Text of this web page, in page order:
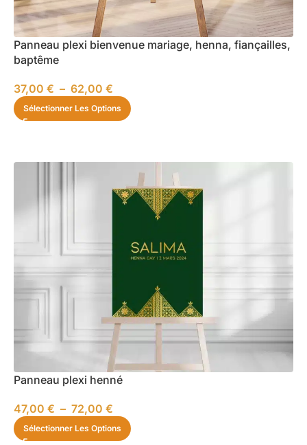
Panneau plexi bienvenue mariage, henna, fiançailles,
baptême
37,00 € – 62,00 €
Sélectionner Les Options
Panneau plexi henné
47,00 € – 72,00 €
Sélectionner Les Options